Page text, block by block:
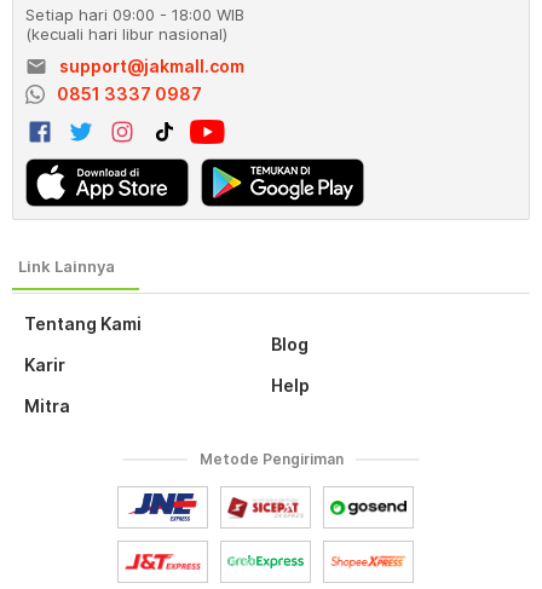
Tentang Kami
Karir
Mitra
Blog
Help
Setiap hari 09:00 - 18:00 WIB
(kecuali hari libur nasional)
email
support@jakmall.com
0851 3337 0987
Metode Pengiriman